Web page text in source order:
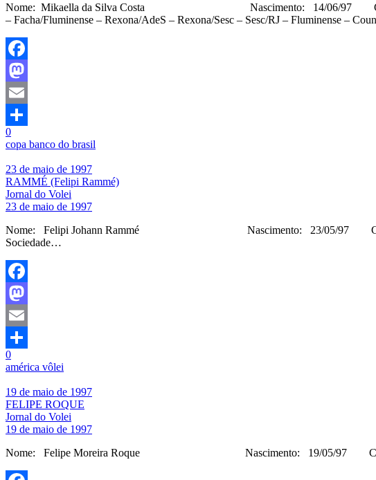
Nome: Mikaella da Silva Costa Nascimento: 14/06/97 Cidade:
– Facha/Fluminense – Rexona/AdeS – Rexona/Sesc – Sesc/RJ – Fluminense –
Facebook
Mastodon
Email
Share
0
copa banco do brasil
23 de maio de 1997
RAMMÉ (Felipi Rammé)
Jornal do Volei
23 de maio de 1997
Nome: Felipi Johann Rammé Nascimento: 23/05/97 Cidade:
Sociedade…
Facebook
Mastodon
Email
Share
0
américa vôlei
19 de maio de 1997
FELIPE ROQUE
Jornal do Volei
19 de maio de 1997
Nome: Felipe Moreira Roque Nascimento: 19/05/97